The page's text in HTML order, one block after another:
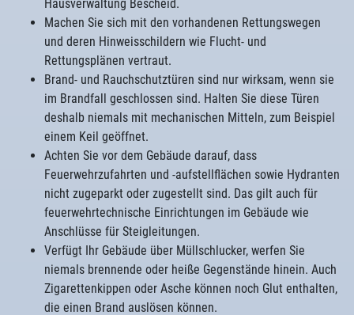
Hausverwaltung Bescheid.
Machen Sie sich mit den vorhandenen Rettungswegen
und deren Hinweisschildern wie Flucht- und
Rettungsplänen vertraut.
Brand- und Rauchschutztüren sind nur wirksam, wenn sie
im Brandfall geschlossen sind. Halten Sie diese Türen
deshalb niemals mit mechanischen Mitteln, zum Beispiel
einem Keil geöffnet.
Achten Sie vor dem Gebäude darauf, dass
Feuerwehrzufahrten und -aufstellflächen sowie Hydranten
nicht zugeparkt oder zugestellt sind. Das gilt auch für
feuerwehrtechnische Einrichtungen im Gebäude wie
Anschlüsse für Steigleitungen.
Verfügt Ihr Gebäude über Müllschlucker, werfen Sie
niemals brennende oder heiße Gegenstände hinein. Auch
Zigarettenkippen oder Asche können noch Glut enthalten,
die einen Brand auslösen können.